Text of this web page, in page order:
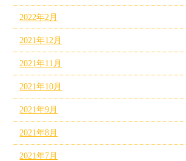
2022年2月
2021年12月
2021年11月
2021年10月
2021年9月
2021年8月
2021年7月